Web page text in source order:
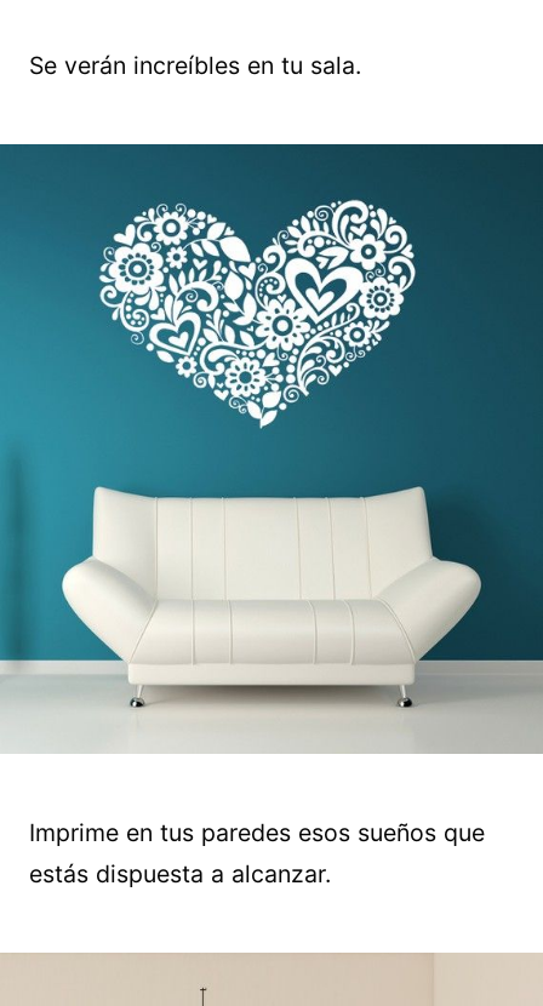
Se verán increíbles en tu sala.
Imprime en tus paredes esos sueños que
estás dispuesta a alcanzar.